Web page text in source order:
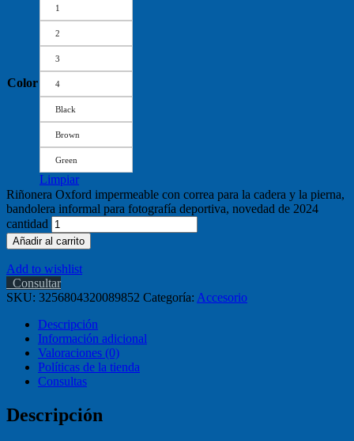
Color
1
2
3
4
Black
Brown
Green
Limpiar
Riñonera Oxford impermeable con correa para la cadera y la pierna,
bandolera informal para fotografía deportiva, novedad de 2024
cantidad
Añadir al carrito
Add to wishlist
Consultar
SKU: 3256804320089852 Categoría: Accesorio
Descripción
Información adicional
Valoraciones (0)
Políticas de la tienda
Consultas
Descripción